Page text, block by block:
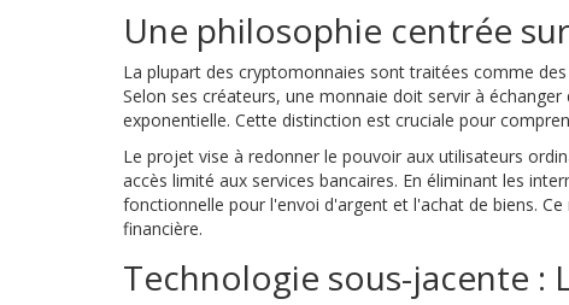
Une philosophie centrée
La plupart des cryptomonnaies sont traitées comme
Selon ses créateurs, une monnaie doit servir à
exponentielle. Cette distinction est cruciale pour
Le projet vise à redonner le pouvoir aux utilisateurs
accès limité aux services bancaires. En éliminant les
fonctionnelle pour l'envoi d'argent et l'achat de biens.
financière.
Technologie sous-jacente :